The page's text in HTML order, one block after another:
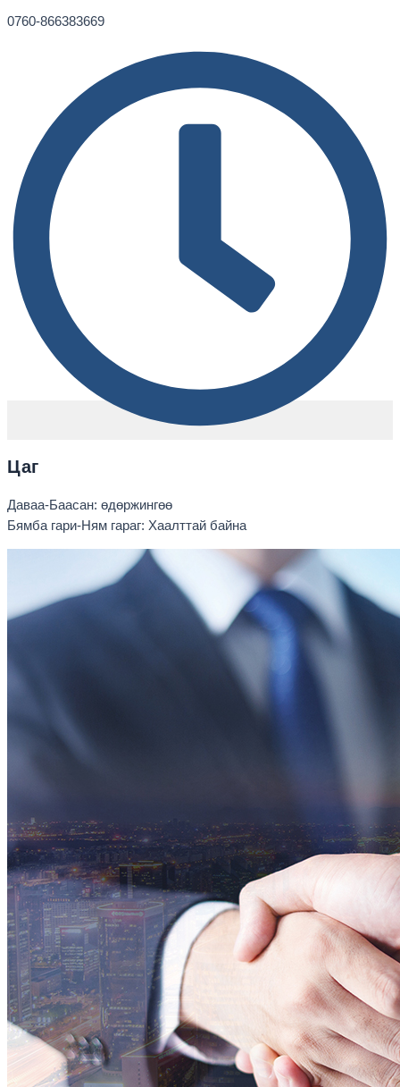
0760-866383669
Цаг
Даваа-Баасан: өдөржингөө
Бямба гари-Ням гараг: Хаалттай байна